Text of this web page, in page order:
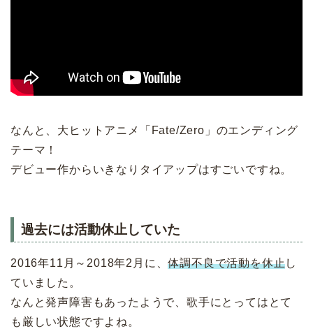
なんと、大ヒットアニメ「Fate/Zero」のエンディング
テーマ！
デビュー作からいきなりタイアップはすごいですね。
過去には活動休止していた
2016年11月～2018年2月に、体調不良で活動を休止し
ていました。
なんと発声障害もあったようで、歌手にとってはとて
も厳しい状態ですよね。